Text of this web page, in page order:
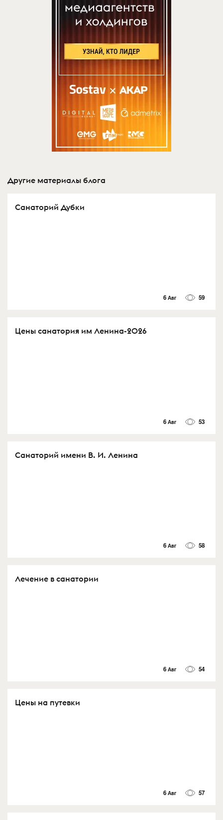
Другие материалы блога
Санаторий Дубки
6 Авг 59
Цены санатория им Ленина-2026
6 Авг 53
Санаторий имени В. И. Ленина
6 Авг 58
Лечение в санатории
6 Авг 54
Цены на путевки
6 Авг 57